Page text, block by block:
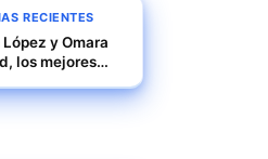
RECIENTES
y Omara
los mejores
y el Caribe en